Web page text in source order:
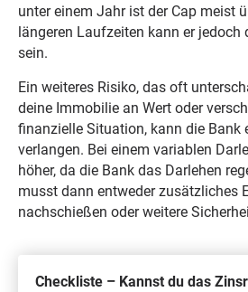
unter einem Jahr ist der Cap meist
längeren Laufzeiten kann er jedoch
sein.
Ein weiteres Risiko, das oft
deine Immobilie an Wert oder
finanzielle Situation, kann die Bank
verlangen. Bei einem variablen
höher, da die Bank das Darlehen
musst dann entweder zusätzliches
nachschießen oder weitere
Checkliste – Kannst du das